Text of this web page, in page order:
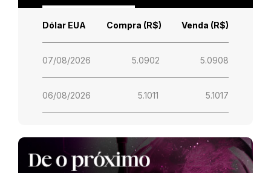
Dólar EUA Compra (R$) Venda (R$)
07/08/2026 5.0902 5.0908
06/08/2026 5.1011 5.1017